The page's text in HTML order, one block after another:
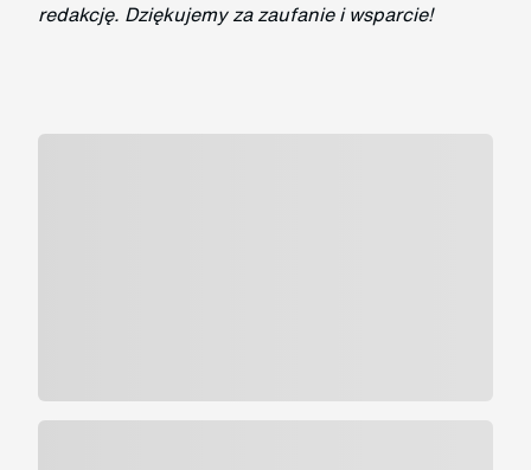
redakcję. Dziękujemy za zaufanie i wsparcie!